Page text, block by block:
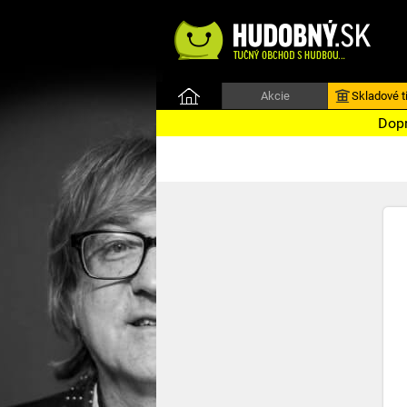
Akcie Skladové